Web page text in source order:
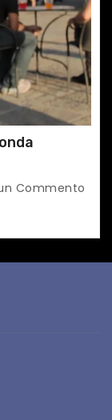
Commento